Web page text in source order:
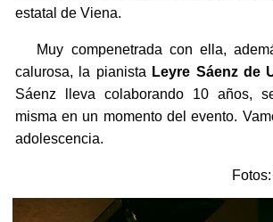
estatal de Viena.
Muy compenetrada con ella,
calurosa, la pianista Leyre Sáenz de
Sáenz lleva colaborando 10 años,
misma en un momento del evento.
adolescencia.